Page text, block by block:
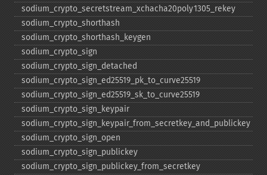
sodium_​crypto_​secretstream_​xchacha20poly1305_​rekey
sodium_​crypto_​shorthash
sodium_​crypto_​shorthash_​keygen
sodium_​crypto_​sign
sodium_​crypto_​sign_​detached
sodium_​crypto_​sign_​ed25519_​pk_​to_​curve25519
sodium_​crypto_​sign_​ed25519_​sk_​to_​curve25519
sodium_​crypto_​sign_​keypair
sodium_​crypto_​sign_​keypair_​from_​secretkey_​and_​publickey
sodium_​crypto_​sign_​open
sodium_​crypto_​sign_​publickey
sodium_​crypto_​sign_​publickey_​from_​secretkey